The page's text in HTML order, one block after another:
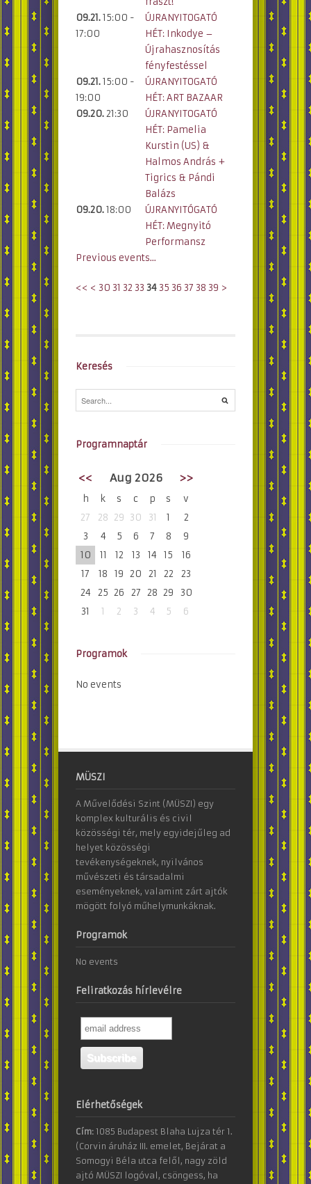
09.21.15:00 -
17:00
ÚJRANYITOGATÓ
HÉT: Inkodye –
Újrahasznosítás
fényfestéssel
09.21.15:00 -
19:00
ÚJRANYITOGATÓ
HÉT: ART BAZAAR
09.20.21:30
ÚJRANYITOGATÓ
HÉT: Pamelia
Kurstin (US) &
Halmos András +
Tigrics & Pándi
Balázs
09.20.18:00
ÚJRANYITÓGATÓ
HÉT: Megnyitó
Performansz
Previous events...
<< < 30 31 32 33 3435 36 37 38 39 >
Keresés
Programnaptár
<< Aug 2026 >>
h k s c p s
v
27
28 29 30 31 1
2
3
4 5 6 7 8
9
10
11 12 13 14 15
16
17
18 19 20 21 22
23
24
25 26 27 28 29
30
31
1 2 3 4 5 6
Programok
No events
MÜSZI
A Művelődési Szint (MÜSZI) egy
komplex kulturális és civil
közösségi tér, mely egyidejűleg ad
helyet közösségi
tevékenységeknek, nyilvános
művészeti és társadalmi
eseményeknek, valamint zárt ajtók
mögött folyó műhelymunkáknak.
Programok
No events
Feliratkozás hírlevélre
Elérhetőségek
Cím: 1085 Budapest Blaha Lujza tér 1.
(Corvin áruház III. emelet, Bejárat a
Somogyi Béla utca felől, nagy zöld
ajtó MÜSZI logóval, csöngess, ha